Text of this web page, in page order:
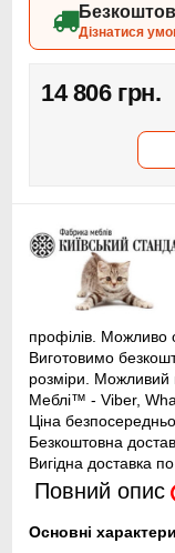
Дізнатися
14 806 грн.
профілів.
Виготовимо
розміри. Можливий
Меблі™ - Viber,
Ціна
Безкоштовна
Вигідна доставка по
Повний опис
Основні